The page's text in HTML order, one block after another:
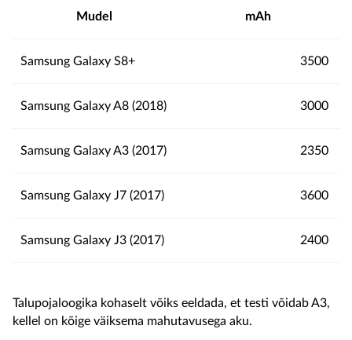
Mudel mAh
Samsung Galaxy S8+ 3500
Samsung Galaxy A8 (2018) 3000
Samsung Galaxy A3 (2017) 2350
Samsung Galaxy J7 (2017) 3600
Samsung Galaxy J3 (2017) 2400
Talupojaloogika kohaselt võiks eeldada, et testi võidab A3,
kellel on kõige väiksema mahutavusega aku.